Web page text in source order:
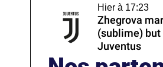
Hier à 17:23
Zhegrova
(sublime) but
Juventus